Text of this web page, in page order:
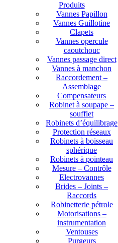
Produits
Vannes Papillon
Vannes Guillotine
Clapets
Vannes opercule
caoutchouc
Vannes passage direct
Vannes à manchon
Raccordement –
Assemblage
Compensateurs
Robinet à soupape –
soufflet
Robinets d’équilibrage
Protection réseaux
Robinets à boisseau
sphérique
Robinets à pointeau
Mesure – Contrôle
Electrovannes
Brides – Joints –
Raccords
Robinetterie pétrole
Motorisations –
instrumentation
Ventouses
Purgeurs